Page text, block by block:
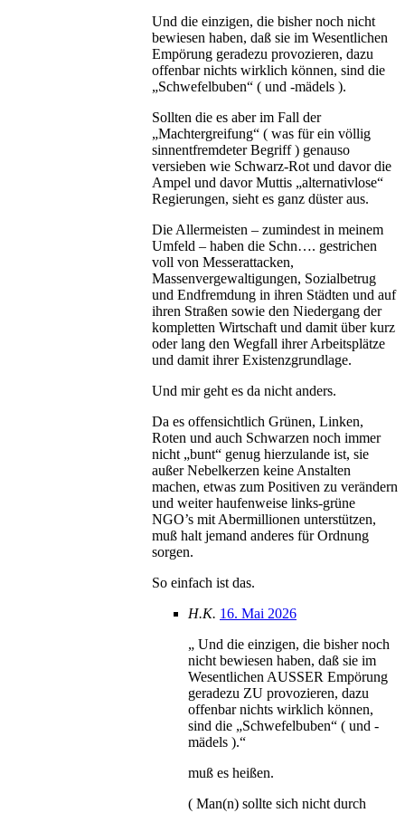
Und die einzigen, die bisher noch nicht
bewiesen haben, daß sie im Wesentlichen
Empörung geradezu provozieren, dazu
offenbar nichts wirklich können, sind die
„Schwefelbuben“ ( und -mädels ).
Sollten die es aber im Fall der
„Machtergreifung“ ( was für ein völlig
sinnentfremdeter Begriff ) genauso
versieben wie Schwarz-Rot und davor die
Ampel und davor Muttis „alternativlose“
Regierungen, sieht es ganz düster aus.
Die Allermeisten – zumindest in meinem
Umfeld – haben die Schn…. gestrichen
voll von Messerattacken,
Massenvergewaltigungen, Sozialbetrug
und Endfremdung in ihren Städten und auf
ihren Straßen sowie den Niedergang der
kompletten Wirtschaft und damit über kurz
oder lang den Wegfall ihrer Arbeitsplätze
und damit ihrer Existenzgrundlage.
Und mir geht es da nicht anders.
Da es offensichtlich Grünen, Linken,
Roten und auch Schwarzen noch immer
nicht „bunt“ genug hierzulande ist, sie
außer Nebelkerzen keine Anstalten
machen, etwas zum Positiven zu verändern
und weiter haufenweise links-grüne
NGO’s mit Abermillionen unterstützen,
muß halt jemand anderes für Ordnung
sorgen.
So einfach ist das.
H.K. 16. Mai 2026
„ Und die einzigen, die bisher noch
nicht bewiesen haben, daß sie im
Wesentlichen AUSSER Empörung
geradezu ZU provozieren, dazu
offenbar nichts wirklich können,
sind die „Schwefelbuben“ ( und -
mädels ).“
muß es heißen.
( Man(n) sollte sich nicht durch